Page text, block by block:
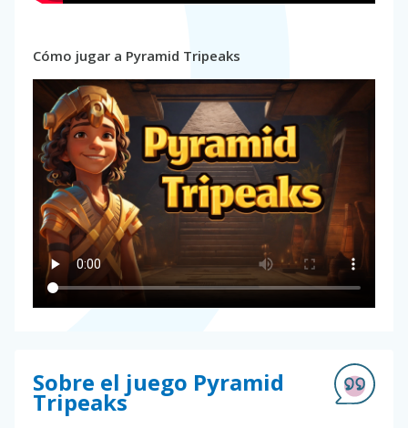
Cómo jugar a Pyramid Tripeaks
Sobre el juego Pyramid
Tripeaks